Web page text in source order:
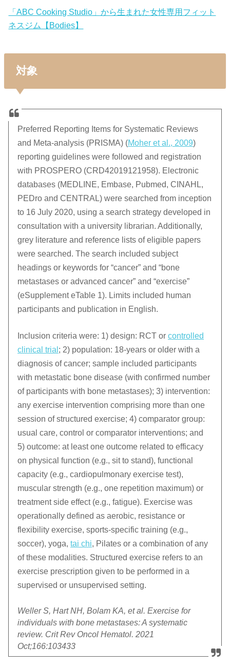
「ABC Cooking Studio」から生まれた女性専用フィット
ネスジム【Bodies】
対象
Preferred Reporting Items for Systematic Reviews
and Meta-analysis (PRISMA) (Moher et al., 2009)
reporting guidelines were followed and registration
with PROSPERO (CRD42019121958). Electronic
databases (MEDLINE, Embase, Pubmed, CINAHL,
PEDro and CENTRAL) were searched from inception
to 16 July 2020, using a search strategy developed in
consultation with a university librarian. Additionally,
grey literature and reference lists of eligible papers
were searched. The search included subject
headings or keywords for “cancer” and “bone
metastases or advanced cancer” and “exercise”
(eSupplement eTable 1). Limits included human
participants and publication in English.
Inclusion criteria were: 1) design: RCT orcontrolled
clinical trial ; 2) population: 18-years or older with a
diagnosis of cancer; sample included participants
with metastatic bone disease (with confirmed number
of participants with bone metastases); 3) intervention:
any exercise intervention comprising more than one
session of structured exercise; 4) comparator group:
usual care, control or comparator interventions; and
5) outcome: at least one outcome related to efficacy
on physical function (e.g., sit to stand), functional
capacity (e.g., cardiopulmonary exercise test),
muscular strength (e.g., one repetition maximum) or
treatment side effect (e.g., fatigue). Exercise was
operationally defined as aerobic, resistance or
flexibility exercise, sports-specific training (e.g.,
soccer), yoga,tai chi, Pilates or a combination of any
of these modalities. Structured exercise refers to an
exercise prescription given to be performed in a
supervised or unsupervised setting.
Weller S, Hart NH, Bolam KA, et al. Exercise for
individuals with bone metastases: A systematic
review. Crit Rev Oncol Hematol. 2021
Oct;166:103433